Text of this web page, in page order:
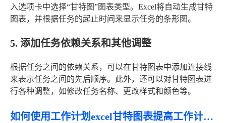
入选项卡中选择“甘特图”图表类型。Excel将自动生成甘特
图表，并根据任务的起止时间来显示任务的条形图。
5. 添加任务依赖关系和其他调整
根据任务之间的依赖关系，可以在甘特图表中添加连接线
来表示任务之间的先后顺序。此外，还可以对甘特图表进
行各种调整，如修改任务名称、更改样式和颜色等。
如何使用工作计划excel甘特图表提高工作计划效率？